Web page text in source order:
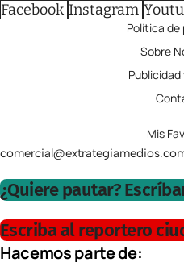
Facebook Instagram
Política de
Sobre
Publicidad
Mis
¿Quiere pautar?
Escriba al reportero
Hacemos parte de: